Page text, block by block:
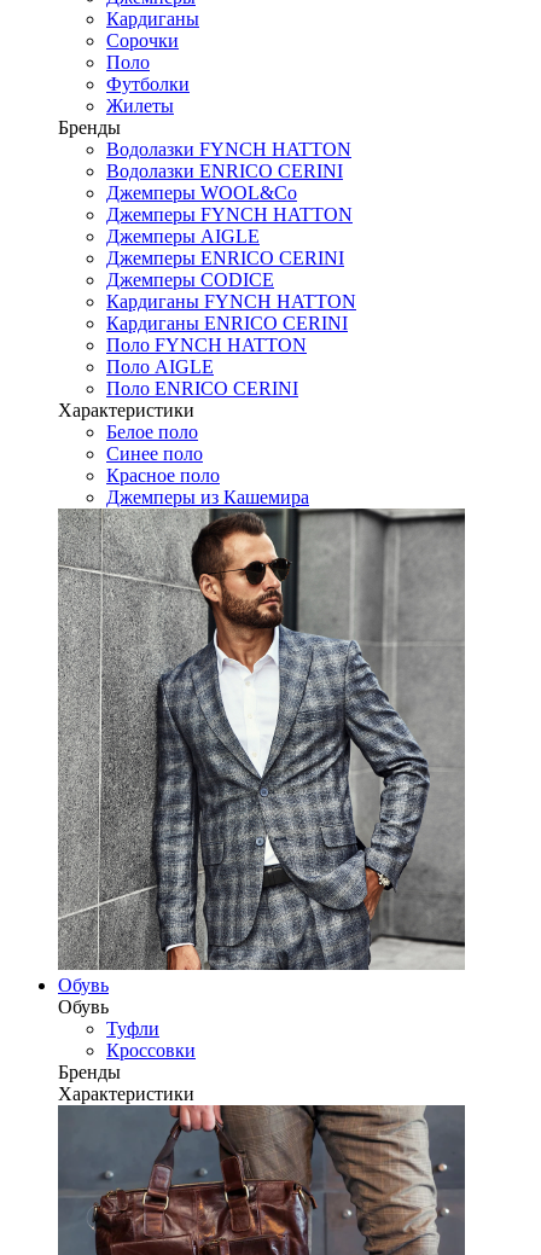
Кардиганы
Сорочки
Поло
Футболки
Жилеты
Бренды
Водолазки FYNCH HATTON
Водолазки ENRICO CERINI
Джемперы WOOL&Co
Джемперы FYNCH HATTON
Джемперы AIGLE
Джемперы ENRICO CERINI
Джемперы CODICE
Кардиганы FYNCH HATTON
Кардиганы ENRICO CERINI
Поло FYNCH HATTON
Поло AIGLE
Поло ENRICO CERINI
Характеристики
Белое поло
Синее поло
Красное поло
Джемперы из Кашемира
Обувь
Обувь
Туфли
Кроссовки
Бренды
Характеристики